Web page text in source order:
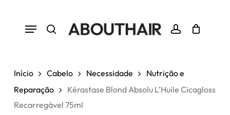
search account
Menu Cart Close
Cart
Início Cabelo Necessidade
Nutrição e
Reparação
Kérastase Blond Absolu L’Huile Cicagloss
Recarregável 75ml
Seja o primeiro a avaliar
“Kérastase Blond Absolu L’Huile
avaliação.